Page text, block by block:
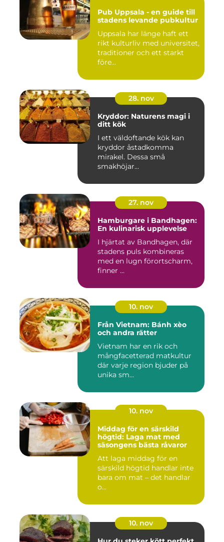
Pub Uppsala - en guide till
stadens levande pubkultur
Uppsala har länge haft ett
rikt kulturliv med universitet,
traditioner och ett starkt
före...
28. nov
Kryddor: Naturens magi i
ditt kök
I ett väldoftande kök kan
kryddor åstadkomma
mirakel. Dessa små
smakhöjar...
27. nov
Hamburgare i Bandhagen:
En kulinarisk upplevelse
I hjärtat av Bandhagen, där
stadens puls kombineras
med en lugn förortscharm,
finner ...
10. nov
Från Vietnam: Bánh xèo
och andra rätter
Vietnam har en rik och
mångfacetterad matkultur
där varje region bjuder på
unika sm...
10. nov
Middag för en särskild
högtid: Laga mat med
säsongens bästa råvaror
Att laga middag för en
särskild högtid handlar inte
bara om mat – det handlar
o...
10. nov